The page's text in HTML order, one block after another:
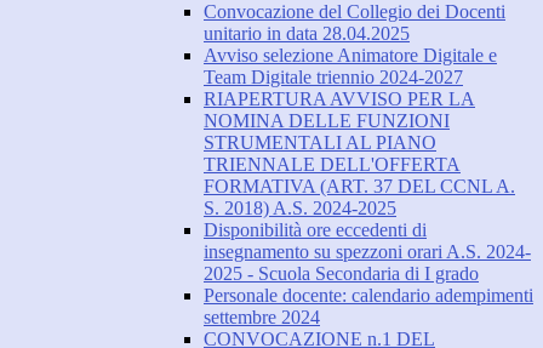
Convocazione del Collegio dei Docenti
unitario in data 28.04.2025
Avviso selezione Animatore Digitale e
Team Digitale triennio 2024-2027
RIAPERTURA AVVISO PER LA
NOMINA DELLE FUNZIONI
STRUMENTALI AL PIANO
TRIENNALE DELL'OFFERTA
FORMATIVA (ART. 37 DEL CCNL A.
S. 2018) A.S. 2024-2025
Disponibilità ore eccedenti di
insegnamento su spezzoni orari A.S. 2024-
2025 - Scuola Secondaria di I grado
Personale docente: calendario adempimenti
settembre 2024
CONVOCAZIONE n.1 DEL